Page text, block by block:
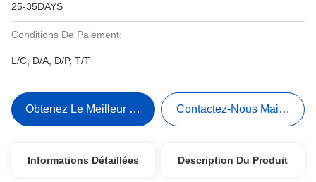
25-35DAYS
Conditions De Paiement:
L/C, D/A, D/P, T/T
Obtenez Le Meilleur Prix Contactez-Nous Maintenant
Informations Détaillées Description Du Produit